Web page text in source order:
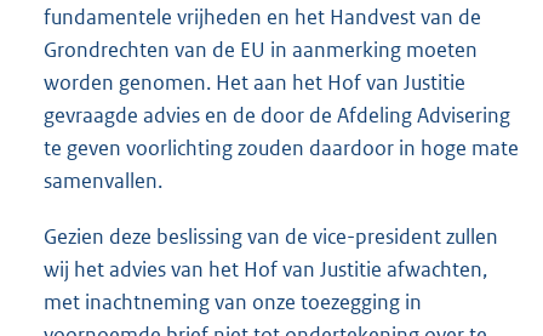
fundamentele vrijheden en het Handvest van de
Grondrechten van de EU in aanmerking moeten
worden genomen. Het aan het Hof van Justitie
gevraagde advies en de door de Afdeling Advisering
te geven voorlichting zouden daardoor in hoge mate
samenvallen.
Gezien deze beslissing van de vice-president zullen
wij het advies van het Hof van Justitie afwachten,
met inachtneming van onze toezegging in